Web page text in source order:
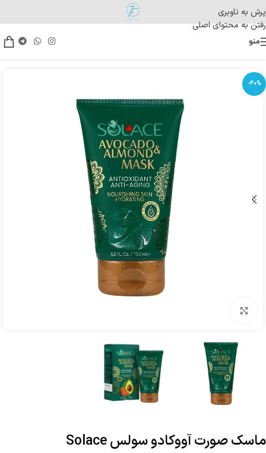
پرش به ناوبری
رفتن به محتوای اصلی
منو
-40%
ماسک صورت آووکادو سولس Solace